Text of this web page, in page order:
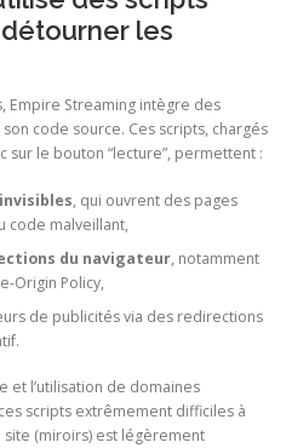
les
Empire Streaming intègre des
code source. Ces scripts, chargés
sur le bouton “lecture”, permettent :
, qui ouvrent des pages
code malveillant,
du navigateur, notamment
Origin Policy,
de publicités via des redirections
et l’utilisation de domaines
scripts extrêmement difficiles à
(miroirs) est légèrement